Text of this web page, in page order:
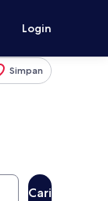
Login
Simpan
Cari